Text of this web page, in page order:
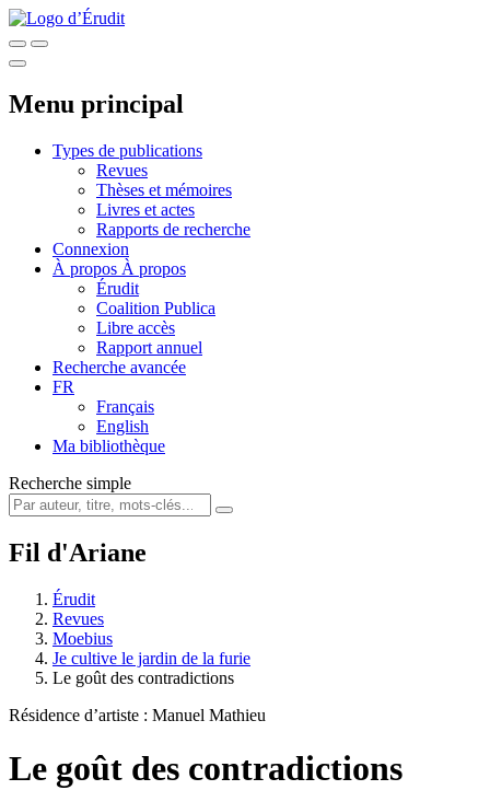
Menu principal
Types de publications
Revues
Thèses et mémoires
Livres et actes
Rapports de recherche
Connexion
À propos À propos
Érudit
Coalition Publica
Libre accès
Rapport annuel
Recherche avancée
FR
Français
English
Ma bibliothèque
Recherche simple
Fil d'Ariane
Érudit
Revues
Moebius
Je cultive le jardin de la furie
Le goût des contradictions
Résidence d’artiste : Manuel Mathieu
Le goût des contradictions